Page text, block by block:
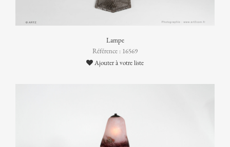
Lampe
Référence : 16569
Ajouter à votre liste